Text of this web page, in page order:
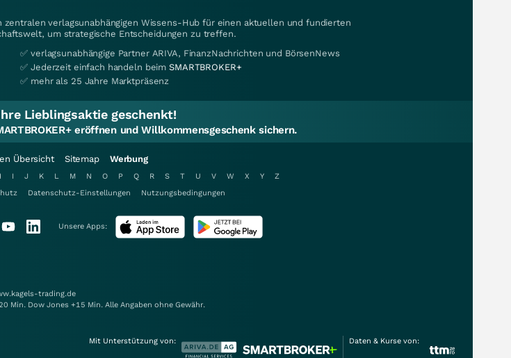
verlagsunabhängigen Wissens-Hub für einen aktuellen und fundierten
um strategische Entscheidungen zu treffen.
✅ verlagsunabhängige Partner ARIVA, FinanzNachrichten und BörsenNews
✅ Jederzeit einfach handeln beimSMARTBROKER+
✅ mehr als 25 Jahre Marktpräsenz
Lieblingsaktie geschenkt!
eröffnen und Willkommensgeschenk sichern.
Übersicht Sitemap Werbung
I J K L M N O P Q R S T U V W X Y
Z
Datenschutz-Einstellungen Nutzungsbedingungen
Unsere Apps:
trading.de
Min. Dow Jones +15 Min. Alle Angaben ohne Gewähr.
Mit Unterstützung von: Daten & Kurse von: